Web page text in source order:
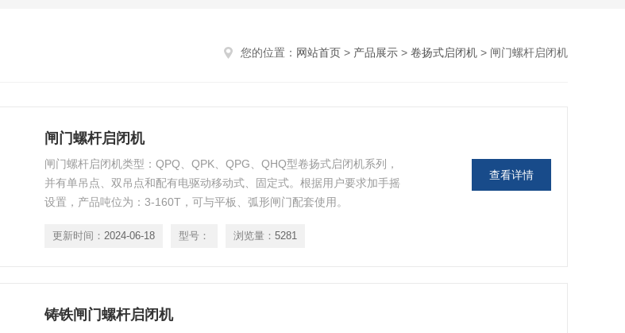
您的位置： 网站首页 > 产品展示 > 卷扬式启闭机 > 闸门螺杆启闭机
闸门螺杆启闭机
闸门螺杆启闭机类型：QPQ、QPK、QPG、QHQ型卷扬式启闭机系列，
并有单吊点、双吊点和配有电驱动移动式、固定式。根据用户要求加手摇
设置，产品吨位为：3-160T，可与平板、弧形闸门配套使用。
更新时间： 2024-06-18 型号： 浏览量： 5281
查看详情
铸铁闸门螺杆启闭机